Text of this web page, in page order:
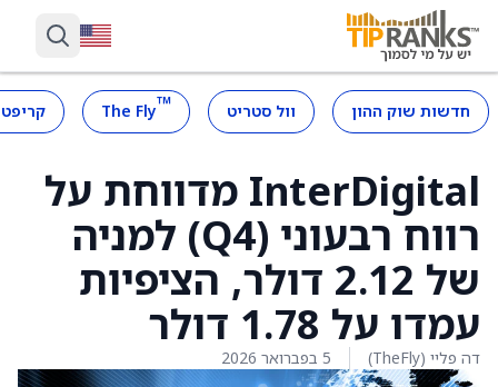
חדשות שוק ההון וול סטריט ™
The Fly
InterDigital מדווחת על
רווח רבעוני (Q4) למניה
של 2.12 דולר, הציפיות
עמדו על 1.78 דולר
דה פליי (TheFly) 5 בפברואר 2026